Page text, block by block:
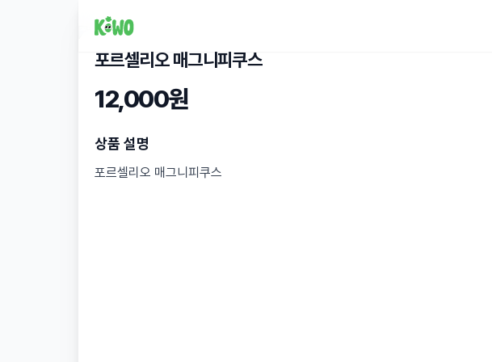
포르셀리오 매그니피쿠스
12,000원
상품 설명
포르셀리오 매그니피쿠스